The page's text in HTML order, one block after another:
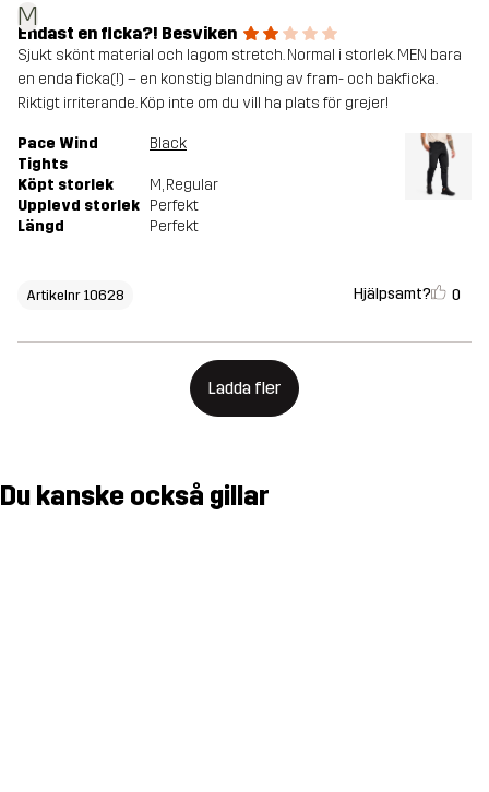
M
Endast en ficka?! Besviken
Sjukt skönt material och lagom stretch. Normal i storlek. MEN bara
en enda ficka(!) – en konstig blandning av fram- och bakficka.
Riktigt irriterande. Köp inte om du vill ha plats för grejer!
Pace Wind
Tights
Black
Köpt storlek M, Regular
Upplevd storlek Perfekt
Längd
Perfekt
Artikelnr 10628 Hjälpsamt? 0
Ladda fler
Du kanske också gillar